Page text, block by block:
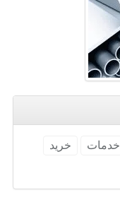
خدمات
خرید